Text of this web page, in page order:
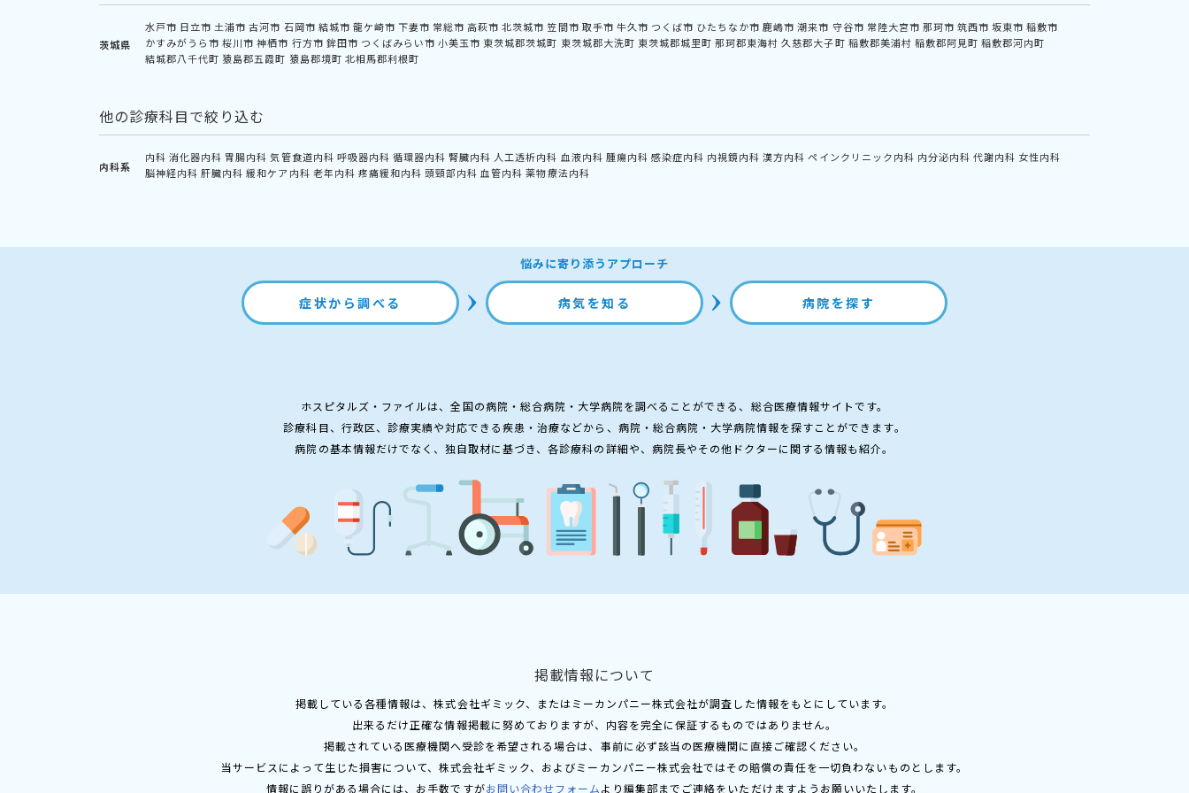
茨城県
水戸市 日立市 土浦市 古河市 石岡市 結城市 龍ケ崎市 下妻市 常総市 高萩市 北茨城市 笠間市 取手市 牛久市 つくば市 ひたちなか市 鹿嶋市 潮来市 守谷市 常陸大宮市 那珂市 筑西市 坂東市 稲敷市
かすみがうら市 桜川市 神栖市 行方市 鉾田市 つくばみらい市 小美玉市 東茨城郡茨城町 東茨城郡大洗町 東茨城郡城里町 那珂郡東海村 久慈郡大子町 稲敷郡美浦村 稲敷郡阿見町 稲敷郡河内町
結城郡八千代町 猿島郡五霞町 猿島郡境町 北相馬郡利根町
他の診療科目で絞り込む
内科系
内科 消化器内科 胃腸内科 気管食道内科 呼吸器内科 循環器内科 腎臓内科 人工透析内科 血液内科 腫瘍内科 感染症内科 内視鏡内科 漢方内科 ペインクリニック内科 内分泌内科 代謝内科 女性内科
脳神経内科 肝臓内科 緩和ケア内科 老年内科 疼痛緩和内科 頭頸部内科 血管内科 薬物療法内科
悩みに寄り添うアプローチ
症状から調べる 病気を知る 病院を探す
ホスピタルズ・ファイルは、全国の病院・総合病院・大学病院を調べることができる、総合医療情報サイトです。
診療科目、行政区、診療実績や対応できる疾患・治療などから、病院・総合病院・大学病院情報を探すことができます。
病院の基本情報だけでなく、独自取材に基づき、各診療科の詳細や、病院長やその他ドクターに関する情報も紹介。
掲載情報について
掲載している各種情報は、株式会社ギミック、またはミーカンパニー株式会社が調査した情報をもとにしています。
出来るだけ正確な情報掲載に努めておりますが、内容を完全に保証するものではありません。
掲載されている医療機関へ受診を希望される場合は、事前に必ず該当の医療機関に直接ご確認ください。
当サービスによって生じた損害について、株式会社ギミック、およびミーカンパニー株式会社ではその賠償の責任を一切負わないものとします。
情報に誤りがある場合には、お手数ですがお問い合わせフォームより編集部までご連絡をいただけますようお願いいたします。